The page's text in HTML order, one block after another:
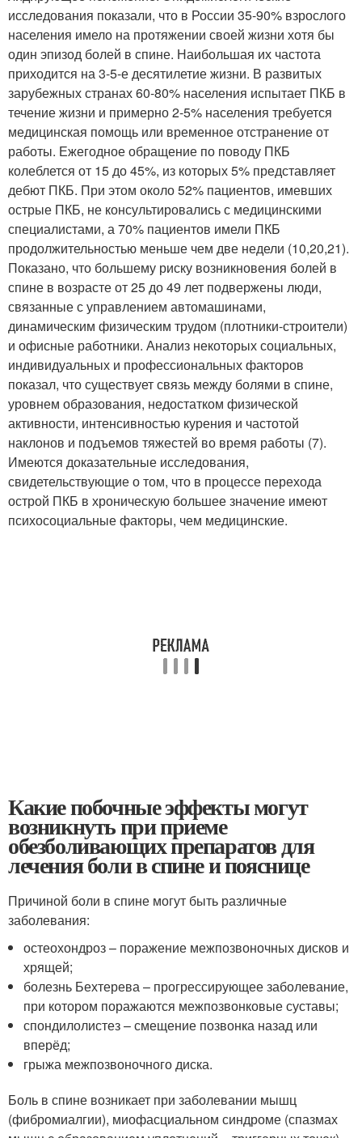
исследования показали, что в России 35-90% взрослого
населения имело на протяжении своей жизни хотя бы
один эпизод болей в спине. Наибольшая их частота
приходится на 3-5-е десятилетие жизни. В развитых
зарубежных странах 60-80% населения испытает ПКБ в
течение жизни и примерно 2-5% населения требуется
медицинская помощь или временное отстранение от
работы. Ежегодное обращение по поводу ПКБ
колеблется от 15 до 45%, из которых 5% представляет
дебют ПКБ. При этом около 52% пациентов, имевших
острые ПКБ, не консультировались с медицинскими
специалистами, а 70% пациентов имели ПКБ
продолжительностью меньше чем две недели (10,20,21).
Показано, что большему риску возникновения болей в
спине в возрасте от 25 до 49 лет подвержены люди,
связанные с управлением автомашинами,
динамическим физическим трудом (плотники-строители)
и офисные работники. Анализ некоторых социальных,
индивидуальных и профессиональных факторов
показал, что существует связь между болями в спине,
уровнем образования, недостатком физической
активности, интенсивностью курения и частотой
наклонов и подъемов тяжестей во время работы (7).
Имеются доказательные исследования,
свидетельствующие о том, что в процессе перехода
острой ПКБ в хроническую большее значение имеют
психосоциальные факторы, чем медицинские.
Какие побочные эффекты могут
возникнуть при приеме
обезболивающих препаратов для
лечения боли в спине и пояснице
Причиной боли в спине могут быть различные
заболевания:
остеохондроз – поражение межпозвоночных дисков и
хрящей;
болезнь Бехтерева – прогрессирующее заболевание,
при котором поражаются межпозвонковые суставы;
спондилолистез – смещение позвонка назад или
вперёд;
грыжа межпозвоночного диска.
Боль в спине возникает при заболевании мышц
(фибромиалгии), миофасциальном синдроме (спазмах